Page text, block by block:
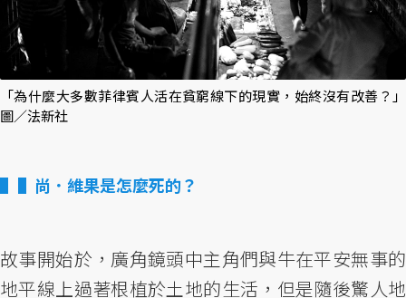
「為什麼大多數菲律賓人活在貧窮線下的現實，始終沒有改善？」
圖／法新社
▌尚．維果是怎麼死的？
故事開始於，廣角鏡頭中主角們與牛在平安無事的
地平線上過著根植於土地的生活，但是隨後驚人地